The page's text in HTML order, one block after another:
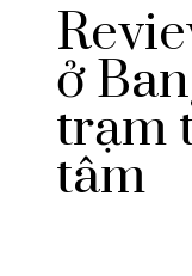
ở
trạm
tâm